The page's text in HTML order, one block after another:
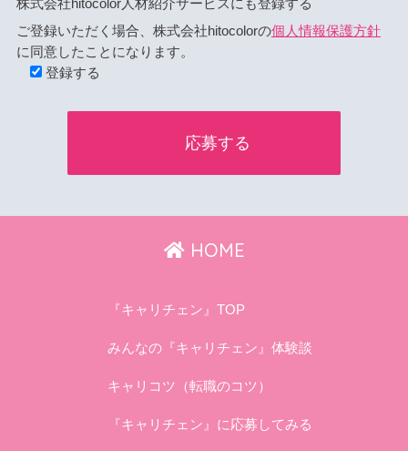
株式会社hitocolor人材紹介サービスにも登録する
ご登録いただく場合、株式会社hitocolorの個人情報保護方針
に同意したことになります。
登録する
HOME
『キャリチェン』TOP
みんなの『キャリチェン』体験談
キャリコツ（転職のコツ）
『キャリチェン』に応募してみる